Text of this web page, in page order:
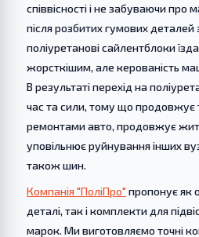
співвісності і не забуваючи про
після розбитих гумових деталей
поліуретанові сайлентблоки
жорсткішим, але керованість
В результаті перехід на
час та сили, тому що продовжує
ремонтами авто, продовжує
уповільнює руйнування інших
також шин.
Компанія "ПоліПро" пропонує як
деталі, так і комплекти для
марок. Ми виготовляємо точні